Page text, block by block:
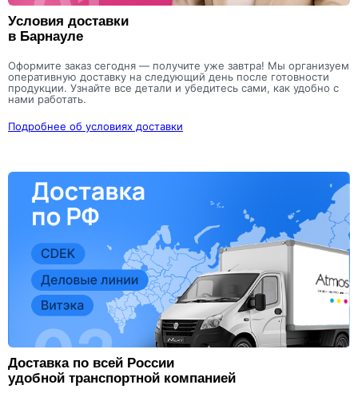
500 шт
Условия доставки
в Барнауле
Оформите заказ сегодня — получите уже завтра! Мы организуем
оперативную доставку на следующий день после готовности
продукции. Узнайте все детали и убедитесь сами, как удобно с
нами работать.
Подробнее об условиях доставки
Доставка по всей России
удобной транспортной компанией